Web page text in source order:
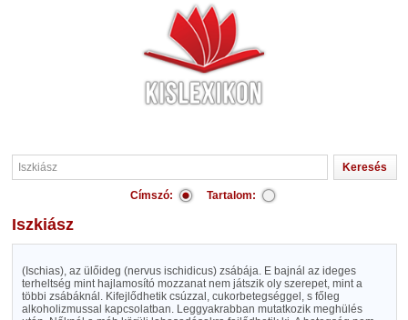
Címszó: Tartalom:
Iszkiász
(Ischias), az ülőideg (nervus ischidicus) zsábája. E bajnál az ideges
terheltség mint hajlamosító mozzanat nem játszik oly szerepet, mint a
többi zsábáknál. Kifejlődhetik csúzzal, cukorbetegséggel, s főleg
alkoholizmussal kapcsolatban. Leggyakrabban mutatkozik meghülés